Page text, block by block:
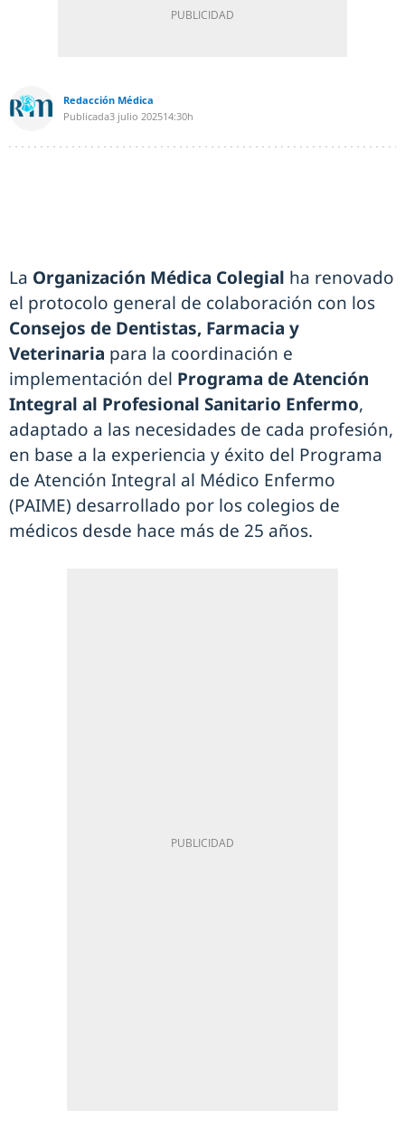
Redacción Médica
Publicada3 julio 202514:30h
La Organización Médica Colegial ha renovado
el protocolo general de colaboración con los
Consejos de Dentistas, Farmacia y
Veterinaria para la coordinación e
implementación del Programa de Atención
Integral al Profesional Sanitario Enfermo,
adaptado a las necesidades de cada profesión,
en base a la experiencia y éxito del Programa
de Atención Integral al Médico Enfermo
(PAIME) desarrollado por los colegios de
médicos desde hace más de 25 años.